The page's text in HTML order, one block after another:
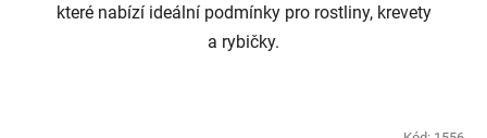
které nabízí ideální podmínky pro rostliny, krevety
a rybičky.